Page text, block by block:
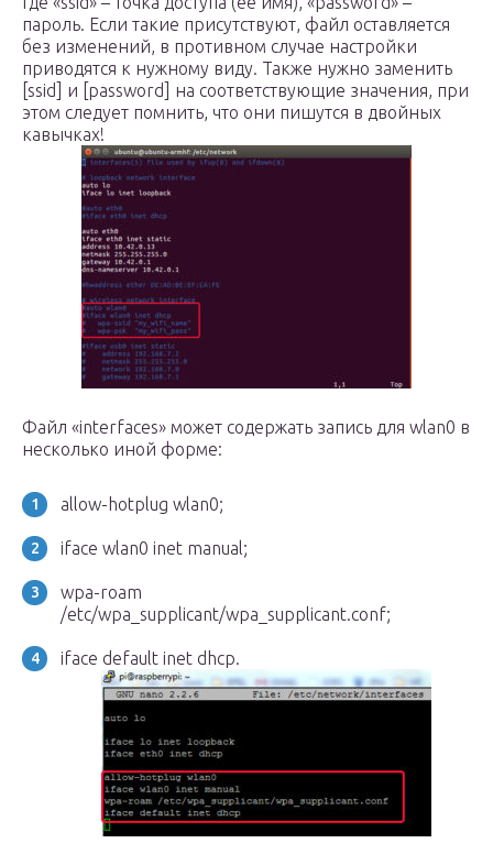
пароль. Если такие присутствуют, файл оставляется
без изменений, в противном случае настройки
приводятся к нужному виду. Также нужно заменить
[ssid] и [password] на соответствующие значения, при
этом следует помнить, что они пишутся в двойных
кавычках!
Файл «interfaces» может содержать запись для wlan0 в
несколько иной форме:
allow-hotplug wlan0;
iface wlan0 inet manual;
wpa-roam
/etc/wpa_supplicant/wpa_supplicant.conf;
iface default inet dhcp.